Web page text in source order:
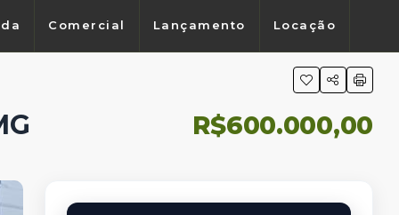
Comercial Lançamento Locação
R$600.000,00